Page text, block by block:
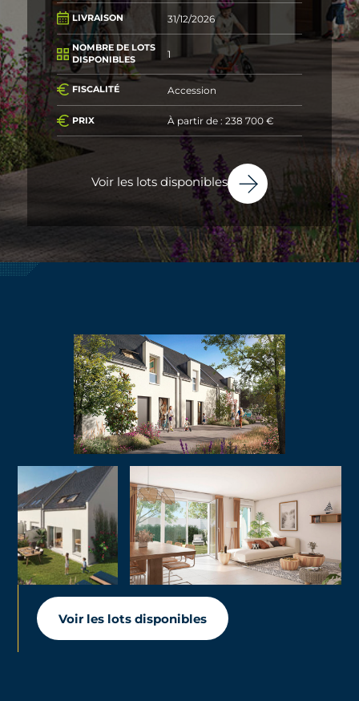
LIVRAISON 31/12/2026
NOMBRE DE LOTS
DISPONIBLES
1
FISCALITÉ Accession
PRIX À partir de : 238 700 €
Voir les lots disponibles
Voir les lots disponibles